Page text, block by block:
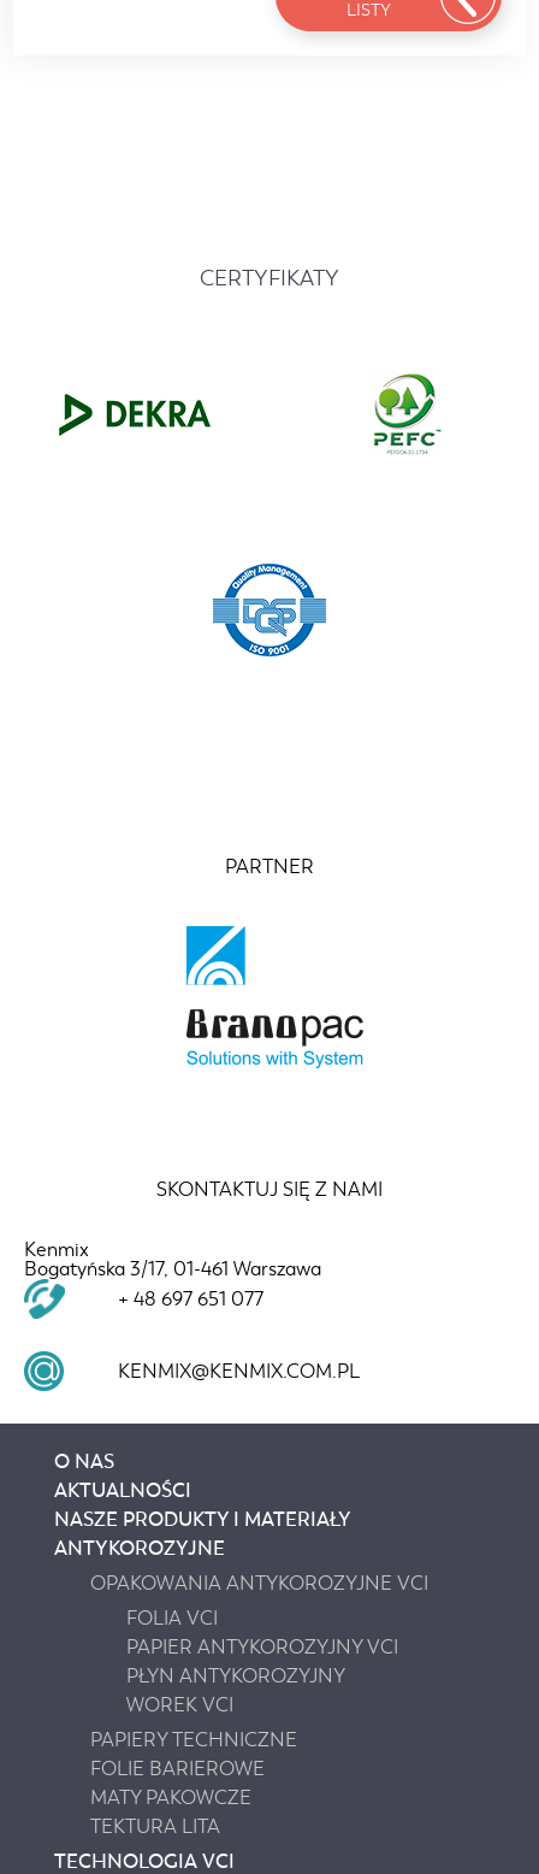
LISTY
CERTYFIKATY
O NAS
AKTUALNOŚCI
NASZE PRODUKTY I MATERIAŁY
ANTYKOROZYJNE
OPAKOWANIA ANTYKOROZYJNE VCI
FOLIA VCI
PAPIER ANTYKOROZYJNY VCI
PŁYN ANTYKOROZYJNY
WOREK VCI
PAPIERY TECHNICZNE
FOLIE BARIEROWE
MATY PAKOWCZE
TEKTURA LITA
TECHNOLOGIA VCI
PARTNER
SKONTAKTUJ SIĘ Z NAMI
Kenmix
Bogatyńska 3/17, 01-461 Warszawa
+ 48 697 651 077
KENMIX@KENMIX.COM.PL